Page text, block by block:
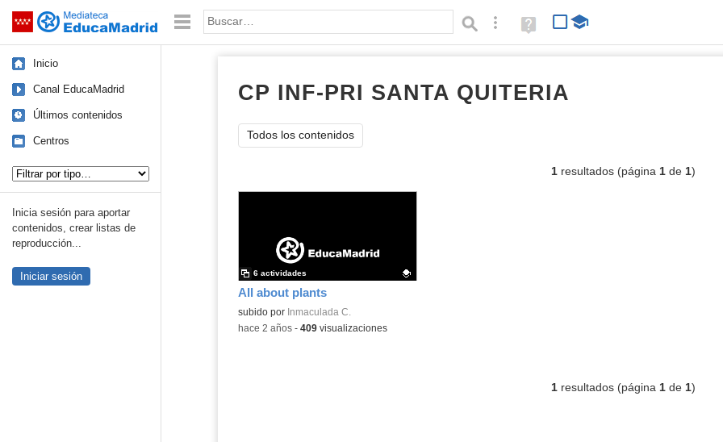
Saltar navegación Palabra o frase: Búsqueda avanzada
Ayuda
(en
Inicio
Canal EducaMadrid
Últimos contenidos
Centros
Inicia sesión para aportar
contenidos, crear listas de
reproducción...
Iniciar sesión
CP INF-PRI SANTA QUITERIA
Todos los contenidos
1resultados (página 1de 1)
All about plants
Contenido educativo.
subido por Inmaculada C.
6 actividades
-hace 2 años- 409visualizaciones
1resultados (página 1de 1)